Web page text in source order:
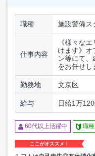
職種 施設警備ス
仕事内容
《様々な
けます》オ
ン等にて
をお任せし
勤務地 文京区
給与 日給1万
60代以上活躍中 職
ここがオススメ！